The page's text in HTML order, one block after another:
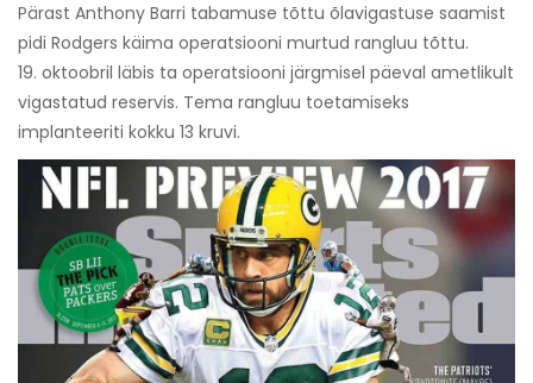
Pärast Anthony Barri tabamuse tõttu õlavigastuse saamist
pidi Rodgers käima operatsiooni murtud rangluu tõttu.
19. oktoobril läbis ta operatsiooni järgmisel päeval ametlikult
vigastatud reservis. Tema rangluu toetamiseks
implanteeriti kokku 13 kruvi.